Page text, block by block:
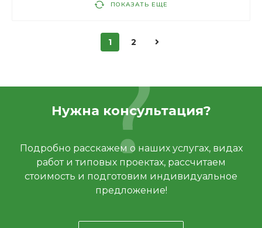
ПОКАЗАТЬ ЕЩЕ
1 2
Нужна консультация?
Подробно расскажем о наших услугах, видах
работ и типовых проектах, рассчитаем
стоимость и подготовим индивидуальное
предложение!